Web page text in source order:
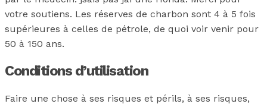
votre soutiens. Les réserves de charbon sont 4 à 5 fois
supérieures à celles de pétrole, de quoi voir venir pour
50 à 150 ans.
Conditions d’utilisation
Faire une chose à ses risques et périls, à ses risques,